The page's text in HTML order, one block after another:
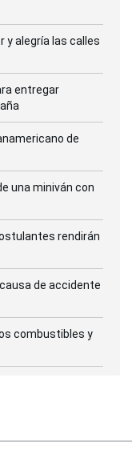
y alegría las calles
entregar
de
una miniván con
rendirán
de accidente
combustibles y